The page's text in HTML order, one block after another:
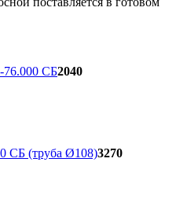
СБ2040
СБ (труба Ø108)3270